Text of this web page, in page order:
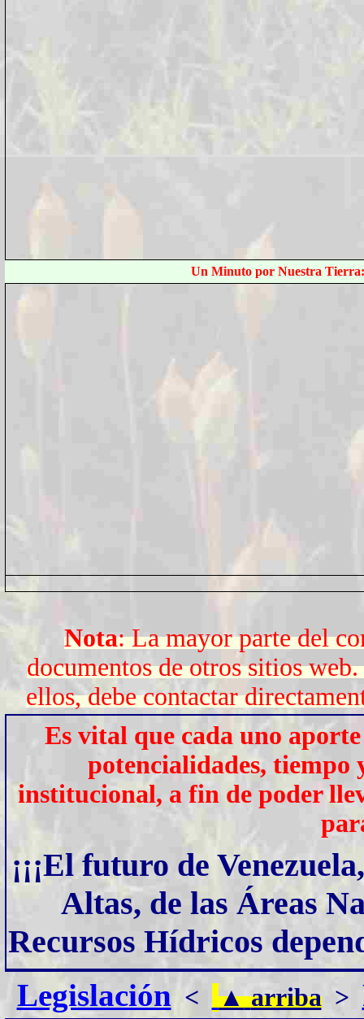
Un Minuto por Nuestra
Nota: La mayor parte del
documentos de otros sitios
ellos, debe contactar
Es vital que cada uno
potencialidades, tiempo
institucional, a fin de poder
¡¡¡El futuro de
Altas, de las Áreas
Recursos Hídricos
Legislación< ▲ arriba>